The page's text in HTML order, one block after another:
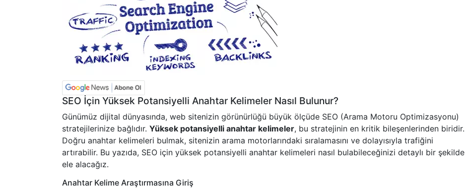
SEO İçin Yüksek Potansiyelli Anahtar Kelimeler Nasıl Bulunur?
Günümüz dijital dünyasında, web sitenizin görünürlüğü büyük ölçüde SEO (Arama Motoru Optimizasyonu)
stratejilerinize bağlıdır. Yüksek potansiyelli anahtar kelimeler, bu stratejinin en kritik bileşenlerinden biridir.
Doğru anahtar kelimeleri bulmak, sitenizin arama motorlarındaki sıralamasını ve dolayısıyla trafiğini
artırabilir. Bu yazıda, SEO için yüksek potansiyelli anahtar kelimeleri nasıl bulabileceğinizi detaylı bir şekilde
ele alacağız.
Anahtar Kelime Araştırmasına Giriş